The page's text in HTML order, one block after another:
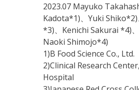
2023.07 Mayuko
Kadota*1)、Yuki
*3)、Kenichi Sakurai *4)
Naoki Shimojo*4)
1)B Food Science Co., Ltd.
2)Clinical Research
Hospital